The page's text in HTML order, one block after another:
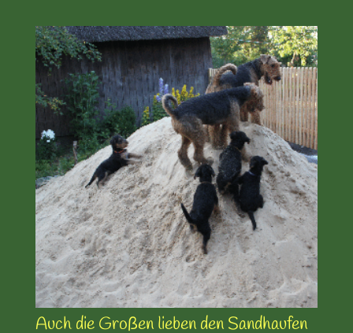
Auch die Großen lieben den Sandhaufen